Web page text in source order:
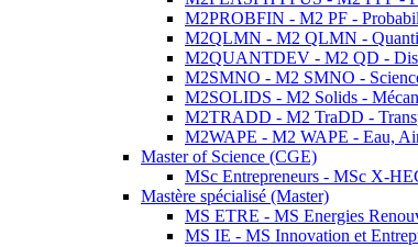
M2PROBFIN - M2 PF -
M2QLMN - M2 QLMN -
M2QUANTDEV - M2 QD -
M2SMNO - M2 SMNO -
M2SOLIDS - M2 Solids -
M2TRADD - M2 TraDD -
M2WAPE - M2 WAPE - Eau,
Master of Science (CGE)
MSc Entrepreneurs - MSc X-
Mastère spécialisé (Master)
MS ETRE - MS Energies
MS IE - MS Innovation et